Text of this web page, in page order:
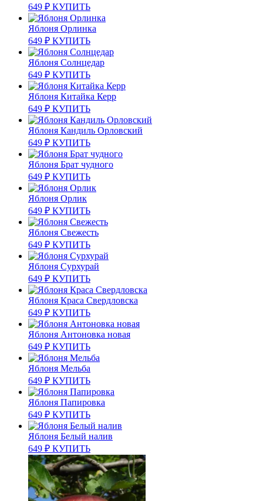
649 ₽ КУПИТЬ
Яблоня Орлинка
649 ₽ КУПИТЬ
Яблоня Солнцедар
649 ₽ КУПИТЬ
Яблоня Китайка Керр
649 ₽ КУПИТЬ
Яблоня Кандиль Орловский
649 ₽ КУПИТЬ
Яблоня Брат чудного
649 ₽ КУПИТЬ
Яблоня Орлик
649 ₽ КУПИТЬ
Яблоня Свежесть
649 ₽ КУПИТЬ
Яблоня Сурхурай
649 ₽ КУПИТЬ
Яблоня Краса Свердловска
649 ₽ КУПИТЬ
Яблоня Антоновка новая
649 ₽ КУПИТЬ
Яблоня Мельба
649 ₽ КУПИТЬ
Яблоня Папировка
649 ₽ КУПИТЬ
Яблоня Белый налив
649 ₽ КУПИТЬ